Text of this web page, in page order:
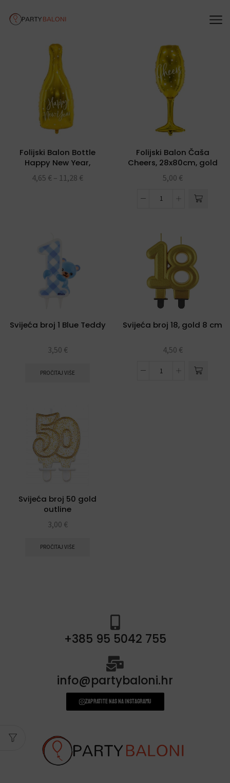
Folijski Balon Bottle
Happy New Year,
32x82cm, gold
4,65 € – 11,28 €
Folijski Balon Čaša
Cheers, 28x80cm, gold
5,00 €
Svijeća broj 1 Blue Teddy
3,50 €
PROČITAJ VIŠE
Svijeća broj 18, gold 8 cm
4,50 €
Svijeća broj 50 gold
outline
3,00 €
PROČITAJ VIŠE
+385 95 5042 755
info@partybaloni.hr
Zapratite nas na instagramu